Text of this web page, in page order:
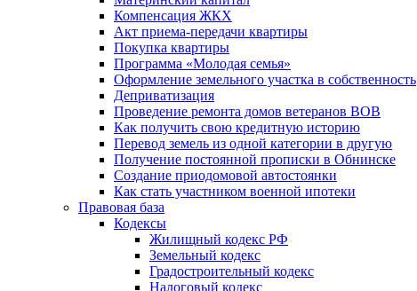
Компенсация ЖКХ
Акт приема-передачи квартиры
Покупка квартиры
Программа «Молодая семья»
Оформление земельного участка в собственность
Деприватизация
Проведение ремонта домов ветеранов ВОВ
Как получить свою кредитную историю
Перевод земель из одной категории в другую
Получение постоянной прописки в Обнинске
Создание приодомовой автостоянки
Как стать участником военной ипотеки
Правовая база
Кодексы
Жилищный кодекс РФ
Земельный кодекс
Градостроительный кодекс
Налоговый кодекс